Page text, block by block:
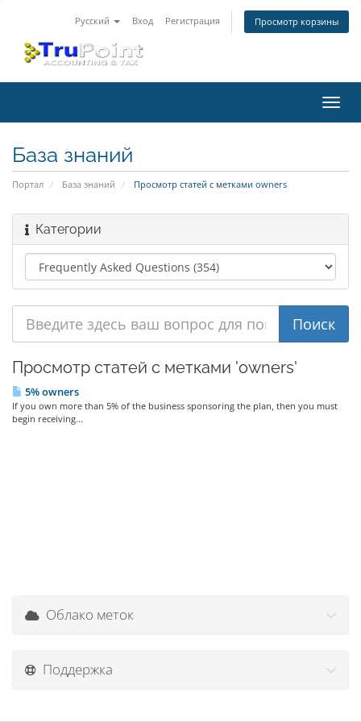
Русский Вход Регистрация Просмотр корзины
База знаний
Портал База знаний Просмотр статей с метками owners
Категории
Просмотр статей с метками 'owners'
5% owners
If you own more than 5% of the business sponsoring the plan, then you must
begin receiving...
Облако меток
Поддержка